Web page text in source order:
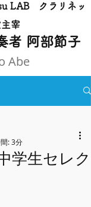
Abe
LAB クラリネッ
主宰
者 阿部節子
生セレク
: 3分